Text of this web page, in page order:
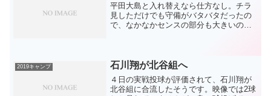
平田大島と入れ替えなら仕方なし。チラ
見しただけでも守備がバタバタだったの
で、なかなかセンスの部分も大きいので
下で4割打つくらい打ちま...
2019キャンプ 石川翔が北谷組へ
４日の実戦投球が評価されて、石川翔が
北谷組に合流したそうです。映像では2球